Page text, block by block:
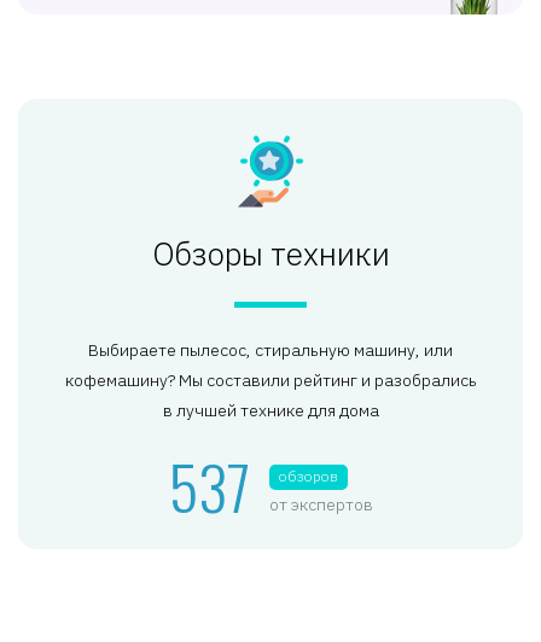
Обзоры техники
Выбираете пылесос, стиральную машину, или
кофемашину? Мы составили рейтинг и разобрались
в лучшей технике для дома
537 обзоров
от экспертов